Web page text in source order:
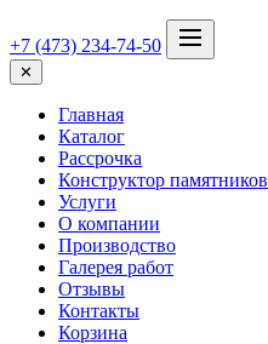
+7 (473) 234-74-50
✕
Главная
Каталог
Рассрочка
Конструктор памятников
Услуги
О компании
Производство
Галерея работ
Отзывы
Контакты
Корзина